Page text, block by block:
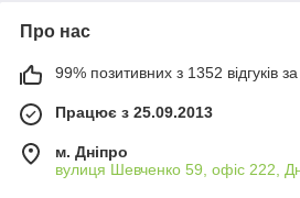
Про нас
99% позитивних з 1352 відгуків за
Працює з 25.09.2013
м. Дніпро
вулиця Шевченко 59, офіс 222,